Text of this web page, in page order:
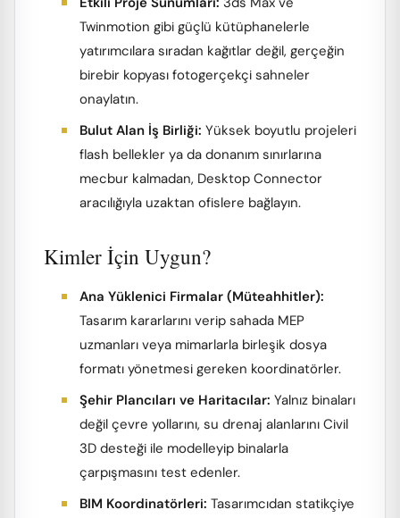
Twinmotion gibi güçlü kütüphanelerle
yatırımcılara sıradan kağıtlar değil, gerçeğin
birebir kopyası fotogerçekçi sahneler
onaylatın.
Bulut Alan İş Birliği: Yüksek boyutlu projeleri
flash bellekler ya da donanım sınırlarına
mecbur kalmadan, Desktop Connector
aracılığıyla uzaktan ofislere bağlayın.
Kimler İçin Uygun?
Ana Yüklenici Firmalar (Müteahhitler):
Tasarım kararlarını verip sahada MEP
uzmanları veya mimarlarla birleşik dosya
formatı yönetmesi gereken koordinatörler.
Şehir Plancıları ve Haritacılar: Yalnız binaları
değil çevre yollarını, su drenaj alanlarını Civil
3D desteği ile modelleyip binalarla
çarpışmasını test edenler.
BIM Koordinatörleri: Tasarımcıdan statikçiye